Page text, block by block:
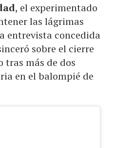
, el experimentado
las lágrimas
entrevista concedida
sobre el cierre
tras más de dos
en el balompié de